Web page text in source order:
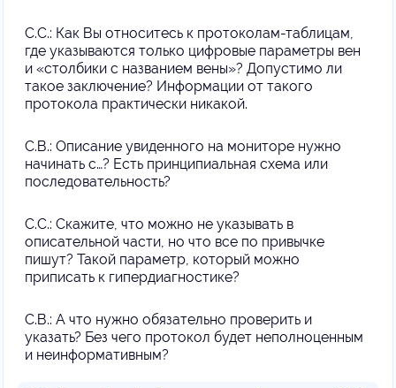
С.С.: Как Вы относитесь к протоколам-таблицам,
где указываются только цифровые параметры вен
и «столбики с названием вены»? Допустимо ли
такое заключение? Информации от такого
протокола практически никакой.
С.В.: Описание увиденного на мониторе нужно
начинать с…? Есть принципиальная схема или
последовательность?
С.С.: Скажите, что можно не указывать в
описательной части, но что все по привычке
пишут? Такой параметр, который можно
приписать к гипердиагностике?
С.В.: А что нужно обязательно проверить и
указать? Без чего протокол будет неполноценным
и неинформативным?